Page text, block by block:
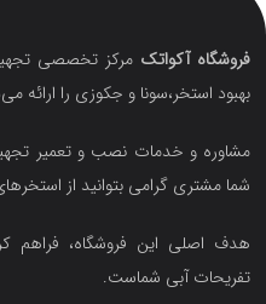
فروشگاه آکواتک مرکز تخصصی
بهبود استخر،سونا و جکوزی را ارائه
مشاوره و خدمات نصب و تعمیر
شما مشتری گرامی بتوانید از
هدف اصلی این فروشگاه‌،
تفریحات آبی شماست.